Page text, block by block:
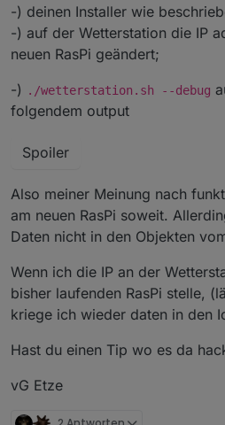
-) deinen Installer wie
-) auf der Wetterstation die IP
neuen RasPi geändert;
-)
./wetterstation.sh --debug
folgendem output
Spoiler
Also meiner Meinung nach
am neuen RasPi soweit.
Daten nicht in den Objekten
Wenn ich die IP an der
bisher laufenden RasPi stelle,
kriege ich wieder daten in den
Hast du einen Tip wo es da
vG Etze